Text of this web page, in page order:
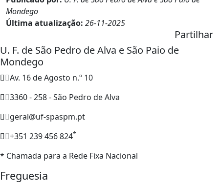
Mondego
Última atualização: 26-11-2025
Partilhar
U. F. de São Pedro de Alva e São Paio de
Mondego
Av. 16 de Agosto n.º 10
3360 - 258 - São Pedro de Alva
geral@uf-spaspm.pt
+351 239 456 824*
* Chamada para a Rede Fixa Nacional
Freguesia